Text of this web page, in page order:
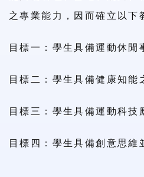
之專業能力，因而確立以下
目標一：學生具備運動休閒
目標二：學生具備健康知能
目標三：學生具備運動科技
目標四：學生具備創意思維